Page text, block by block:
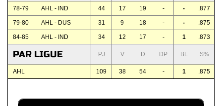
78-79 AHL - IND 44 17 19 - - .877
79-80 AHL - DUS 31 9 18 - - .875
84-85 AHL - IND 34 12 17 - 1 .873
PAR LIGUE PJ V D DP BL S%
AHL 109 38 54 - 1 .875